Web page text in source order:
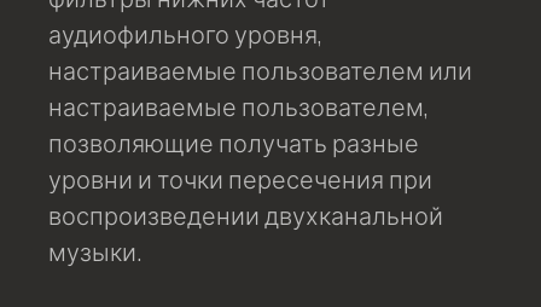
аудиофильного уровня,
настраиваемые пользователем или
настраиваемые пользователем,
позволяющие получать разные
уровни и точки пересечения при
воспроизведении двухканальной
музыки.